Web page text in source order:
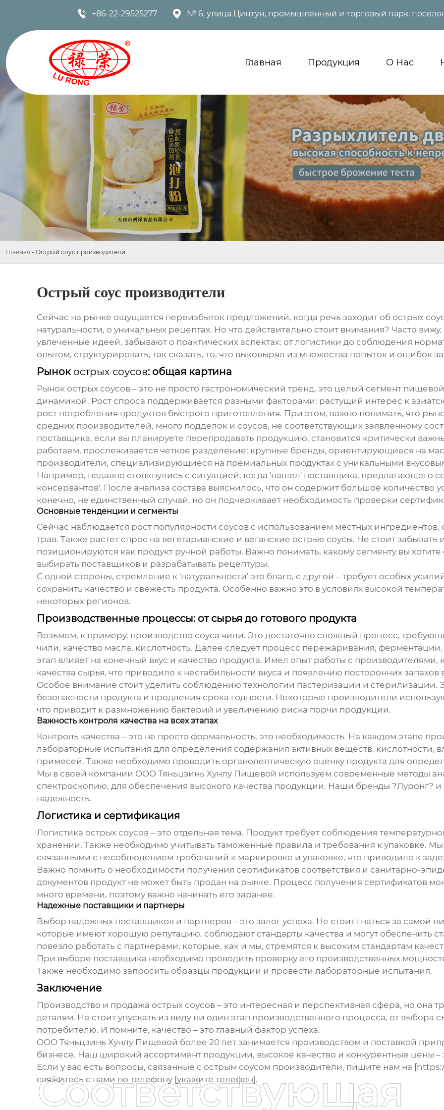
 +86-22-29525277  № 6, улица Цинтун, промышленный и торговый парк,
Главная Продукция О Нас
Главная - Острый соус производители
Острый соус производители
Сейчас на рынке ощущается переизбыток предложений, когда речь заходит об острых
натуральности, о уникальных рецептах. Но что действительно стоит внимания? Часто
увлеченные идеей, забывают о практических аспектах: от логистики до соблюдения
опытом, структурировать, так сказать, то, что выковырял из множества попыток и ошибок
Рынок острых соусов: общая картина
Рынок острых соусов– это не просто гастрономический тренд, это целый сегмент
динамикой. Рост спроса поддерживается разными факторами: растущий интерес к
рост потребления продуктов быстрого приготовления. При этом, важно понимать, что
средних производителей, много подделок и соусов, не соответствующих заявленному
поставщика, если вы планируете перепродавать продукцию, становится критически
работаем, прослеживается четкое разделение: крупные бренды, ориентирующиеся на
производители, специализирующиеся на премиальных продуктах с уникальными
Например, недавно столкнулись с ситуацией, когда 'нашел' поставщика, предлагающего
консервантов'. После анализа состава выяснилось, что он содержит большое количество
конечно, не единственный случай, но он подчеркивает необходимость проверки
Основные тенденции и сегменты
Сейчас наблюдается рост популярности соусов с использованием местных
трав. Также растет спрос на вегетарианские и веганские острые соусы. Не стоит
позиционируются как продукт ручной работы. Важно понимать, какому сегменту вы хотите
выбирать поставщиков и разрабатывать рецептуры.
С одной стороны, стремление к 'натуральности' это благо, с другой – требует особых
сохранить качество и свежесть продукта. Особенно важно это в условиях высокой
некоторых регионов.
Производственные процессы: от сырья до готового продукта
Возьмем, к примеру, производство соуса чили. Это достаточно сложный процесс,
чили, качество масла, кислотность. Далее следует процесс пережаривания,
этап влияет на конечный вкус и качество продукта. Имел опыт работы с
качества сырья, что приводило к нестабильности вкуса и появлению посторонних запахов
Особое внимание стоит уделить соблюдению технологии пастеризации и стерилизации.
безопасности продукта и продления срока годности. Некоторые производители
что приводит к размножению бактерий и увеличению риска порчи продукции.
Важность контроля качества на всех этапах
Контроль качества – это не просто формальность, это необходимость. На каждом этапе
лабораторные испытания для определения содержания активных веществ, кислотности,
примесей. Также необходимо проводить органолептическую оценку продукта для
Мы в своей компании ООО Тяньцзинь Хунлу Пищевой используем современные методы
спектроскопию, для обеспечения высокого качества продукции. Наши бренды ?Луронг? и
надежность.
Логистика и сертификация
Логистика острых соусов– это отдельная тема. Продукт требует соблюдения
хранении. Также необходимо учитывать таможенные правила и требования к упаковке.
связанными с несоблюдением требований к маркировке и упаковке, что приводило к
Важно помнить о необходимости получения сертификатов соответствия и санитарно-
документов продукт не может быть продан на рынке. Процесс получения сертификатов
много времени, поэтому важно начинать его заранее.
Надежные поставщики и партнеры
Выбор надежных поставщиков и партнеров – это залог успеха. Не стоит гнаться за самой
которые имеют хорошую репутацию, соблюдают стандарты качества и могут обеспечить
повезло работать с партнерами, которые, как и мы, стремятся к высоким стандартам
При выборе поставщика необходимо проводить проверку его производственных
Также необходимо запросить образцы продукции и провести лабораторные испытания.
Заключение
Производство и продажа острых соусов– это интересная и перспективная сфера, но она
деталям. Не стоит упускать из виду ни один этап производственного процесса, от выбора
потребителю. И помните, качество – это главный фактор успеха.
ООО Тяньцзинь Хунлу Пищевой более 20 лет занимается производством и поставкой
бизнесе. Наш широкий ассортимент продукции, высокое качество и конкурентные цены
Если у вас есть вопросы, связанные с острым соусом производители, пишите нам на
свяжитесь с нами по телефону [укажите телефон].
Соответствующая